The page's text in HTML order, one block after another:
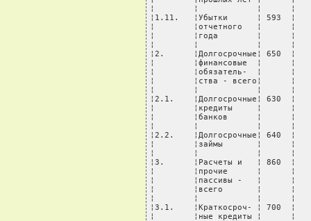
¦        ¦            ¦      ¦
¦1.11.   ¦Убытки      ¦ 593
¦        ¦отчетного   ¦
¦        ¦года        ¦      ¦
¦        ¦            ¦      ¦
¦2.      ¦Долгосрочные¦
¦        ¦финансовые  ¦
¦        ¦обязатель-  ¦
¦        ¦ства - всего¦
¦        ¦            ¦      ¦
¦2.1.    ¦Долгосрочные¦
¦        ¦кредиты     ¦
¦        ¦банков      ¦
¦        ¦            ¦      ¦
¦2.2.    ¦Долгосрочные¦
¦        ¦займы       ¦
¦        ¦            ¦      ¦
¦3.      ¦Расчеты и   ¦ 860
¦        ¦прочие      ¦
¦        ¦пассивы -   ¦
¦        ¦всего       ¦
¦        ¦            ¦      ¦
¦3.1.    ¦Краткосроч- ¦
¦        ¦ные кредиты ¦